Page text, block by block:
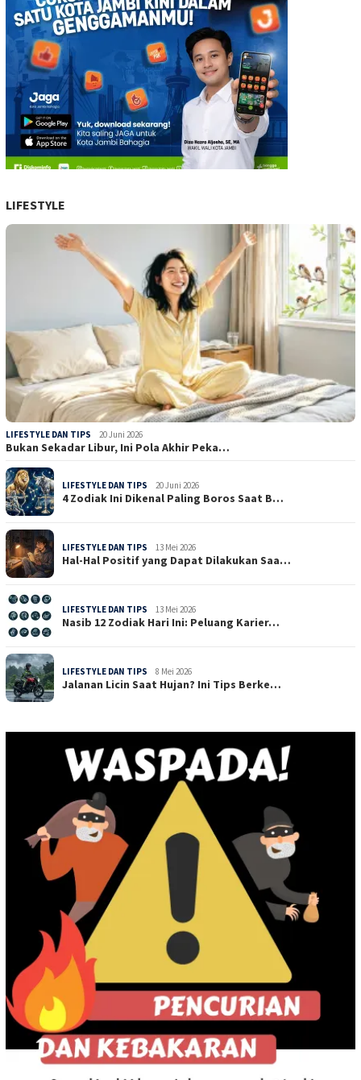
LIFESTYLE
LIFESTYLE DAN TIPS 20 Juni 2026
Bukan Sekadar Libur, Ini Pola Akhir Peka…
LIFESTYLE DAN TIPS 20 Juni 2026
4 Zodiak Ini Dikenal Paling Boros Saat B…
LIFESTYLE DAN TIPS 13 Mei 2026
Hal-Hal Positif yang Dapat Dilakukan Saa…
LIFESTYLE DAN TIPS 13 Mei 2026
Nasib 12 Zodiak Hari Ini: Peluang Karier…
LIFESTYLE DAN TIPS 8 Mei 2026
Jalanan Licin Saat Hujan? Ini Tips Berke…